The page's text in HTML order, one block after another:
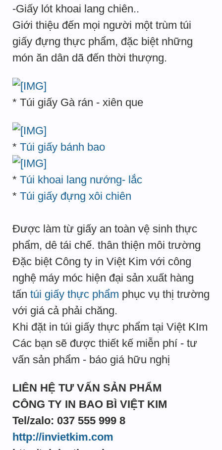
-Giấy lót khoai lang chiên..
Giới thiệu đến mọi người một trùm túi
giấy đựng thực phẩm, đặc biệt những
món ăn dân dã đến thời thượng.
* Túi giấy Gà rán - xiên que
* Túi giấy bánh bao
* Túi khoai lang nướng- lắc
* Túi giấy đựng xôi chiên
Được làm từ giấy an toàn vệ sinh thực
phẩm, dê tái chế. thân thiện môi trường
Đặc biệt Công ty in Việt Kim với công
nghệ máy móc hiện đại sản xuất hàng
tấn túi giấy thực phẩm phục vụ thị trường
với giá cả phải chăng.
Khi đặt in túi giấy thực phẩm tại Việt KIm
Các bạn sẽ được thiết kế miễn phí - tư
vấn sản phẩm - báo giá hữu nghị
LIÊN HỆ TƯ VẤN SẢN PHẨM
CÔNG TY IN BAO BÌ VIỆT KIM
Tel/zalo: 037 555 999 8
http://invietkim.com